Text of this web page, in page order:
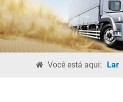
Você está aqui: Lar